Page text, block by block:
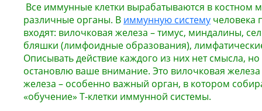
Все иммунные клетки вырабатываются в костном
различные органы. В иммунную систему человека
входят: вилочковая железа – тимус, миндалины,
бляшки (лимфоидные образования),
Описывать действие каждого из них нет смысла,
остановлю ваше внимание. Это вилочковая
железа – особенно важный орган, в котором
«обучение» Т-клетки иммунной системы.